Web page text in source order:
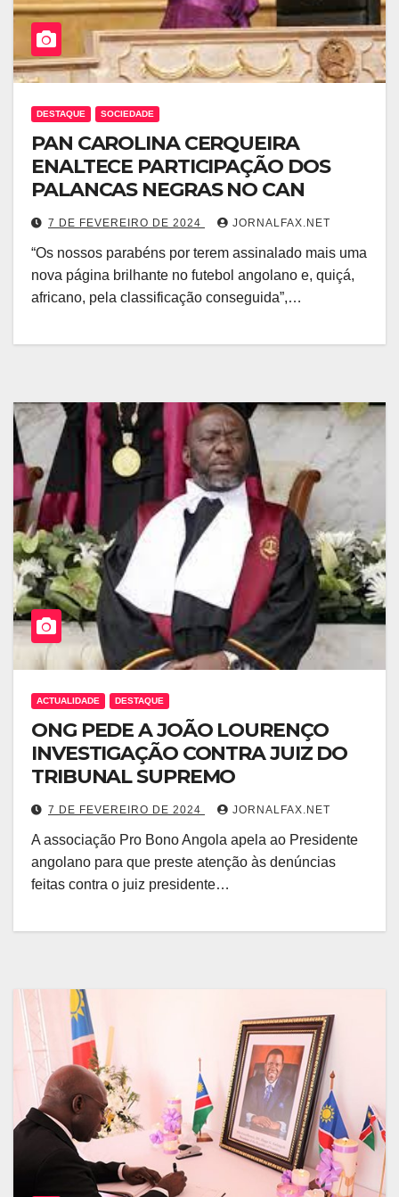
DESTAQUE SOCIEDADE
PAN CAROLINA CERQUEIRA
ENALTECE PARTICIPAÇÃO DOS
PALANCAS NEGRAS NO CAN
7 DE FEVEREIRO DE 2024 JORNALFAX.NET
“Os nossos parabéns por terem assinalado mais uma
nova página brilhante no futebol angolano e, quiçá,
africano, pela classificação conseguida”,…
ACTUALIDADE DESTAQUE
ONG PEDE A JOÃO LOURENÇO
INVESTIGAÇÃO CONTRA JUIZ DO
TRIBUNAL SUPREMO
7 DE FEVEREIRO DE 2024 JORNALFAX.NET
A associação Pro Bono Angola apela ao Presidente
angolano para que preste atenção às denúncias
feitas contra o juiz presidente…